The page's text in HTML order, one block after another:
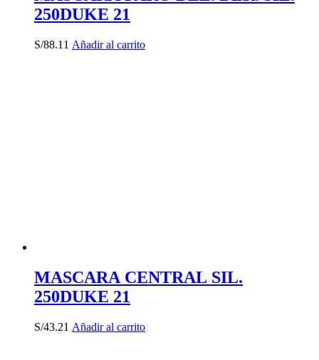
250DUKE 21
S/88.11 Añadir al carrito
MASCARA CENTRAL SIL.
250DUKE 21
S/43.21 Añadir al carrito